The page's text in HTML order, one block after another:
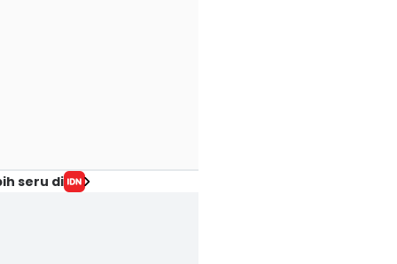
seru di